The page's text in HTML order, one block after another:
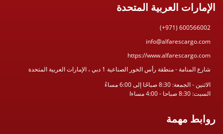
الإمارات العربية المتحدة
(+971) 600566002
info@alfarescargo.com
https://www.alfarescargo.com
شارع المنامة - منطقة رأس الخور الصناعية 1 دبي ، الإمارات العربية المتحدة
الاثنين - الجمعة: 8:30 صباحًا إلى 6:00 مساءً
السبت: 8:30 صباحا - 4:00 مساءا
روابط مهمة